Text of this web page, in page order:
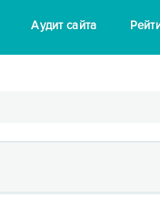
Аудит сайта